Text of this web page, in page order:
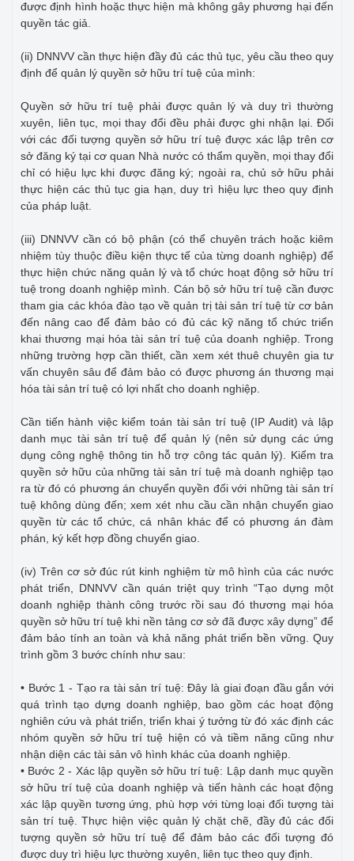
được định hình hoặc thực hiện mà không gây phương hại đến
quyền tác giả.
(ii) DNNVV cần thực hiện đầy đủ các thủ tục, yêu cầu theo quy
định để quản lý quyền sở hữu trí tuệ của mình:
Quyền sở hữu trí tuệ phải được quản lý và duy trì thường
xuyên, liên tục, mọi thay đổi đều phải được ghi nhận lại. Đối
với các đối tượng quyền sở hữu trí tuệ được xác lập trên cơ
sở đăng ký tại cơ quan Nhà nước có thẩm quyền, mọi thay đổi
chỉ có hiệu lực khi được đăng ký; ngoài ra, chủ sở hữu phải
thực hiện các thủ tục gia hạn, duy trì hiệu lực theo quy định
của pháp luật.
(iii) DNNVV cần có bộ phận (có thể chuyên trách hoặc kiêm
nhiệm tùy thuộc điều kiện thực tế của từng doanh nghiệp) để
thực hiện chức năng quản lý và tổ chức hoạt động sở hữu trí
tuệ trong doanh nghiệp mình. Cán bộ sở hữu trí tuệ cần được
tham gia các khóa đào tạo về quản trị tài sản trí tuệ từ cơ bản
đến nâng cao để đảm bảo có đủ các kỹ năng tổ chức triển
khai thương mại hóa tài sản trí tuệ của doanh nghiệp. Trong
những trường hợp cần thiết, cần xem xét thuê chuyên gia tư
vấn chuyên sâu để đảm bảo có được phương án thương mại
hóa tài sản trí tuệ có lợi nhất cho doanh nghiệp.
Cần tiến hành việc kiểm toán tài sản trí tuệ (IP Audit) và lập
danh mục tài sản trí tuệ để quản lý (nên sử dụng các ứng
dụng công nghệ thông tin hỗ trợ công tác quản lý). Kiểm tra
quyền sở hữu của những tài sản trí tuệ mà doanh nghiệp tạo
ra từ đó có phương án chuyển quyền đối với những tài sản trí
tuệ không dùng đến; xem xét nhu cầu cần nhận chuyển giao
quyền từ các tổ chức, cá nhân khác để có phương án đàm
phán, ký kết hợp đồng chuyển giao.
(iv) Trên cơ sở đúc rút kinh nghiệm từ mô hình của các nước
phát triển, DNNVV cần quán triệt quy trình “Tạo dựng một
doanh nghiệp thành công trước rồi sau đó thương mại hóa
quyền sở hữu trí tuệ khi nền tảng cơ sở đã được xây dựng” để
đảm bảo tính an toàn và khả năng phát triển bền vững. Quy
trình gồm 3 bước chính như sau:
• Bước 1 - Tạo ra tài sản trí tuệ: Đây là giai đoạn đầu gắn với
quá trình tạo dựng doanh nghiệp, bao gồm các hoạt động
nghiên cứu và phát triển, triển khai ý tưởng từ đó xác định các
nhóm quyền sở hữu trí tuệ hiện có và tiềm năng cũng như
nhận diện các tài sản vô hình khác của doanh nghiệp.
• Bước 2 - Xác lập quyền sở hữu trí tuệ: Lập danh mục quyền
sở hữu trí tuệ của doanh nghiệp và tiến hành các hoạt động
xác lập quyền tương ứng, phù hợp với từng loại đối tượng tài
sản trí tuệ. Thực hiện việc quản lý chặt chẽ, đầy đủ các đối
tượng quyền sở hữu trí tuệ để đảm bảo các đối tượng đó
được duy trì hiệu lực thường xuyên, liên tục theo quy định.